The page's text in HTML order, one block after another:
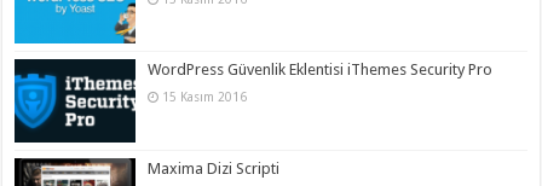
WordPress Güvenlik Eklentisi iThemes Security Pro
15 Kasım 2016
Maxima Dizi Scripti